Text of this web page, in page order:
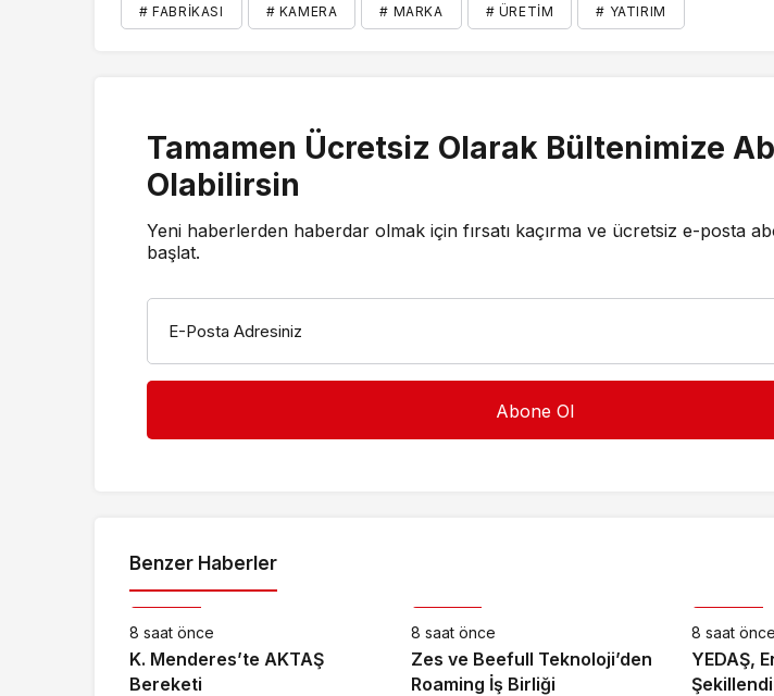
# FABRIKASI # KAMERA # MARKA # ÜRETIM # YATIRIM
Tamamen Ücretsiz Olarak Bültenimize
Olabilirsin
Yeni haberlerden haberdar olmak için fırsatı kaçırma ve ücretsiz e-posta
başlat.
E-Posta Adresiniz
Benzer Haberler
Ekonomi
8 saat önce
K. Menderes’te AKTAŞ
Bereketi
8 saat önce
Zes ve Beefull Teknoloji’den
Roaming İş Birliği
8 saat önce
YEDAŞ,